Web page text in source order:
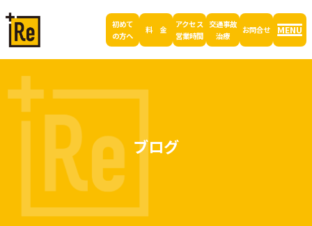
初めて
の方へ
料 金
アクセス
営業時間
交通事故
治療
お問合せ MENU
ブログ